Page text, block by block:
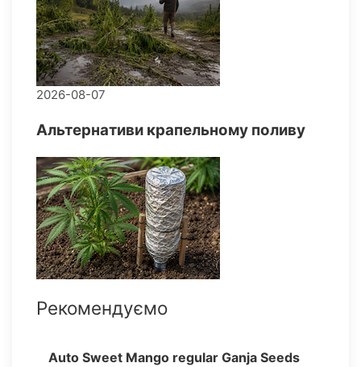
2026-08-07
Альтернативи крапельному поливу
Рекомендуємо
Auto Sweet Mango regular Ganja Seeds